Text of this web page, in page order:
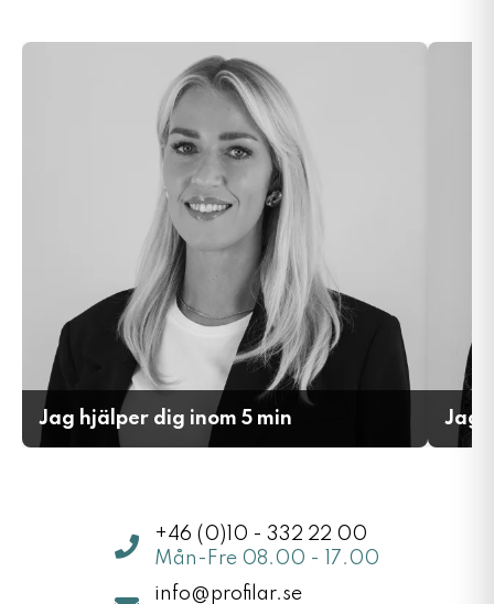
Jag hjälper dig inom 5 min Jag
+46 (0)10 - 332 22 00
Mån-Fre 08.00 - 17.00
info@profilar.se